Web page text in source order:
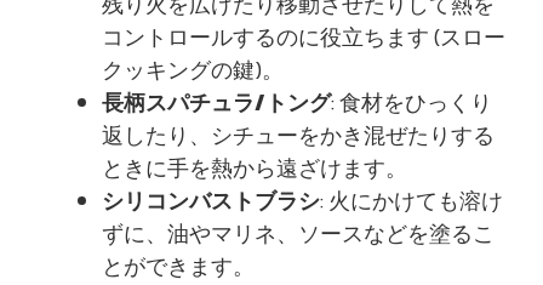
コントロールするのに役立ちます (スロー
クッキングの鍵)。
長柄スパチュラ/トング: 食材をひっくり
返したり、シチューをかき混ぜたりする
ときに手を熱から遠ざけます。
シリコンバストブラシ: 火にかけても溶け
ずに、油やマリネ、ソースなどを塗るこ
とができます。